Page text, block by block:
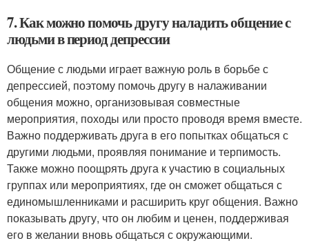
7. Как можно помочь другу наладить общение с
людьми в период депрессии
Общение с людьми играет важную роль в борьбе с
депрессией, поэтому помочь другу в налаживании
общения можно, организовывая совместные
мероприятия, походы или просто проводя время вместе.
Важно поддерживать друга в его попытках общаться с
другими людьми, проявляя понимание и терпимость.
Также можно поощрять друга к участию в социальных
группах или мероприятиях, где он сможет общаться с
единомышленниками и расширить круг общения. Важно
показывать другу, что он любим и ценен, поддерживая
его в желании вновь общаться с окружающими.